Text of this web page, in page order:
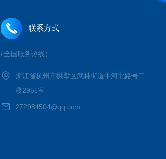
联系方式
（全国服务热线）
浙江省杭州市拱墅区武林街道中河北路号二
楼2955室
272984504@qq.com